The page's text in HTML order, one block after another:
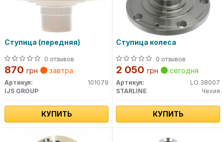
Ступица (передняя)
0 отзывов
870 грн завтра
Артикул:
101079
IJS GROUP
КУПИТЬ
Ступица колеса
0 отзывов
2 050 грн сегодня
Артикул:
LO 38007
STARLINE
Чехия
КУПИТЬ